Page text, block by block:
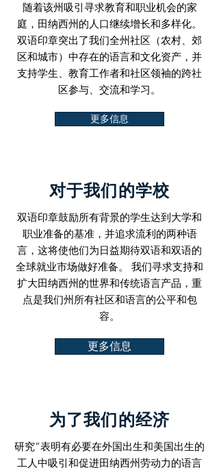
随着该州吸引寻求教育和职业机会的家
庭，田纳西州的人口继续增长和多样化。
双语印章突出了我们全州社区（农村、郊
区和城市）中存在的语言和文化资产，并
支持学生、教育工作者和社区领袖的跨社
区参与、交流和学习。
更多信息
对于我们的学校
双语印章鼓励所有背景的学生达到大学和
职业准备的基准，并追求流利的两种语
言，这将使他们为日益期待双语和双语的
全球就业市场做好准备。 我们寻求支持和
扩大田纳西州的世界和传统语言产品，重
点是我们州所有社区和语言的公平和包
容。
更多信息
为了我们的经济
研究“表明有必要在外国出生和美国出生的
工人中吸引和促进田纳西州劳动力的语言